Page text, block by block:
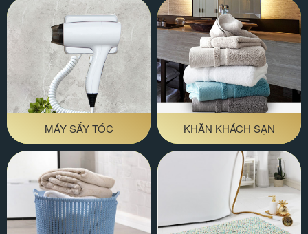
MÁY SẤY TÓC KHĂN KHÁCH SẠN